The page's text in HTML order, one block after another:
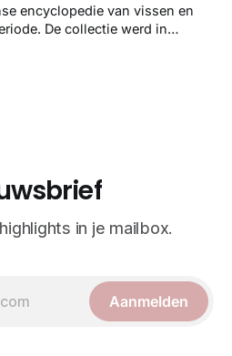
handgetekende
van Mayer zelf.
encyclopedie van vissen en
De collectie werd in
en bijna driedimensionale
in je mailbox.
Aanmelden